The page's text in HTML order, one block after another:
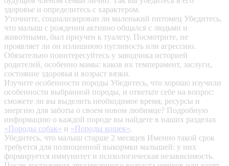
здоровье и определитесь с характером.
Уточните, социализирован ли маленький питомец Убедитесь,
что малыш с рождения активно общался с людьми и
животными, был приучен к туалету. Посмотрите, не
проявляет ли он излишнюю пугливость или агрессию.
Обязательно поинтересуйтесь у заводчика историей
родителей, особенно мамы: каков их темперамент, заслуги,
состояние здоровья и возраст вязки.
Изучите особенности породы Убедитесь, что хорошо изучили
особенности выбранной породы, и ответьте себе на вопрос:
сможете ли вы выделить необходимое время, ресурсы и
энергию для заботы о своем новом любимце? Подробную
информацию о каждой породе вы найдете в наших разделах
«Породы собак» и «Породы кошек».
Убедитесь, что малыш старше 2 месяцев Именно такой срок
требуется для полноценной выкормки малышей: у них
формируется иммунитет и психологическая независимость.